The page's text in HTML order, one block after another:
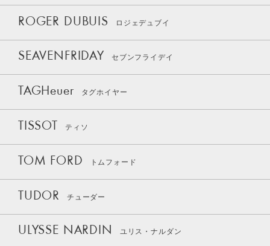
ROGER DUBUIS ロジェデュブイ
SEAVENFRIDAY セブンフライデイ
TAGHeuer タグホイヤー
TISSOT ティソ
TOM FORD トムフォード
TUDOR チューダー
ULYSSE NARDIN ユリス・ナルダン